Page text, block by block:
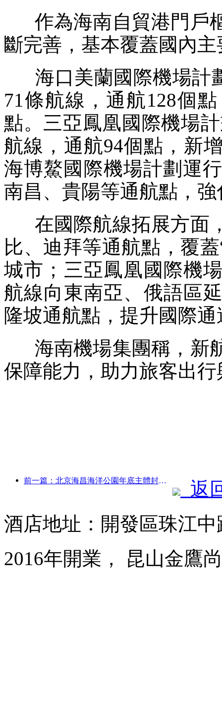
作為海南自貿港門戶
斷完善，基本覆蓋國內
海口美蘭國際機場計
71條航線，通航128個
點。三亞鳳凰國際機場
航線，通航94個點，新
海博鰲國際機場計劃運
南昌、貴陽等通航點，
在國際航線拓展方面
比、迪拜等通航點，覆
城市；三亞鳳凰國際機
航線向東南亞、俄語區
隆坡通航點，提升國際
海南機場集團稱，新
保障能力，助力旅客出
前一篇：北京海昌海洋公園年底主體封頂 預計2027年建成開放
返
酒店地址：開發區珠江
2016年開業， 昆山金